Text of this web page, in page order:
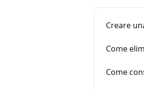
Creare
Come
Come